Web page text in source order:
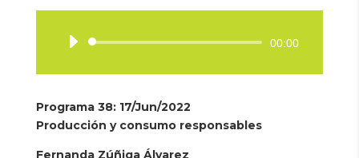
Reproductor
audio
00:00
Programa 38: 17/Jun/2022
Producción y consumo responsables
Fernanda Zúñiga Álvarez